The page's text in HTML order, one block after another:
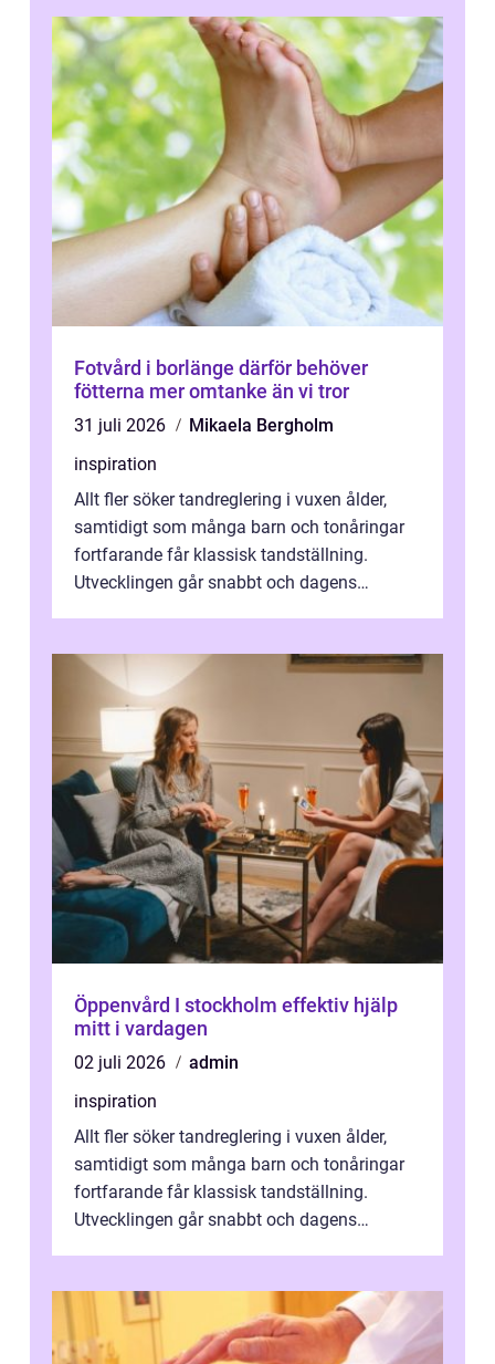
Fotvård i borlänge därför behöver
fötterna mer omtanke än vi tror
31 juli 2026
Mikaela Bergholm
inspiration
Allt fler söker tandreglering i vuxen ålder,
samtidigt som många barn och tonåringar
fortfarande får klassisk tandställning.
Utvecklingen går snabbt och dagens
Öppenvård I stockholm effektiv hjälp
mitt i vardagen
02 juli 2026
admin
inspiration
Allt fler söker tandreglering i vuxen ålder,
samtidigt som många barn och tonåringar
fortfarande får klassisk tandställning.
Utvecklingen går snabbt och dagens